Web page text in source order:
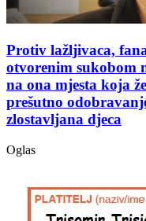
Protiv lažljivaca,
otvorenim sukobom
na ona mjesta koja
prešutno
zlostavljana djeca
Oglas